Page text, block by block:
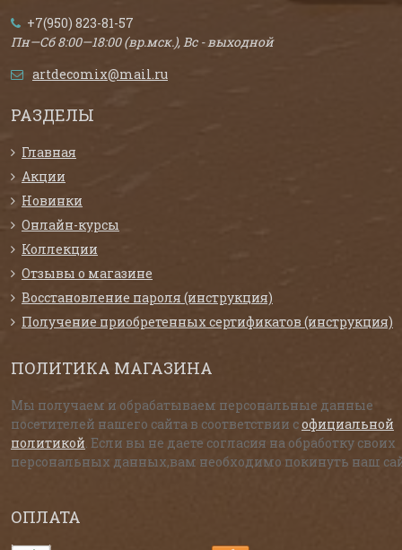
+7(950) 823-81-57
Пн—Сб 8:00—18:00 (вр.мск.), Вс - выходной
artdecomix@mail.ru
РАЗДЕЛЫ
Главная
Акции
Новинки
Онлайн-курсы
Коллекции
Отзывы о магазине
Восстановление пароля (инструкция)
Получение приобретенных сертификатов (инструкция)
ПОЛИТИКА МАГАЗИНА
Мы получаем и обрабатываем персональные данные
посетителей нашего сайта в соответствии софициальной
политикой . Если вы не даете согласия на обработку своих
персональных данных,вам необходимо покинуть наш
ОПЛАТА